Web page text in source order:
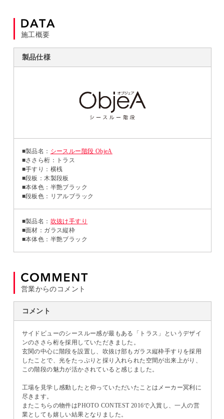
施工概要
製品仕様
■製品名： シースルー階段 ObjeA
■ささら桁：トラス
■手すり：横桟
■段板：木製段板
■本体色：半艶ブラック
■段板色：リアルブラック
■製品名： 吹抜け手すり
■面材：ガラス縦枠
■本体色：半艶ブラック
営業からのコメント
コメント
サイドビューのシースルー感が最もある「トラス」というデザイ
ンのささら桁を採用していただきました。
玄関の中心に階段を設置し、吹抜け部もガラス縦枠手すりを採用
したことで、光をたっぷりと採り入れられた空間が出来上がり、
この階段の魅力が活かされていると感じました。
工場を見学し感動したと仰っていただいたことはメーカー冥利に
尽きます。
またこちらの物件はPHOTO CONTEST 2016で入賞し、一人の営
業としても嬉しい結果となりました。